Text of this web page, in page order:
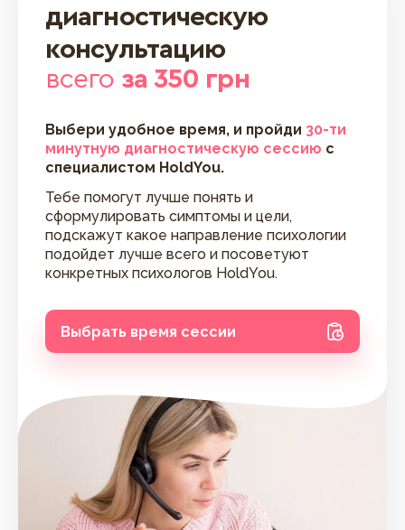
диагностическую
консультацию
всего за 350 грн
Выбери удобное время, и пройди 30-ти
минутную диагностическую сессию с
специалистом HoldYou.
Тебе помогут лучше понять и
сформулировать симптомы и цели,
подскажут какое направление психологии
подойдет лучше всего и посоветуют
конкретных психологов HoldYou.
Выбрать время сессии